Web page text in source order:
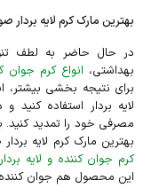
بهترین مارک کرم لایه
در حال حاضر به لطف
بهداشتی، انواع کرم جوان
برای نتیجه بخشی بیشتر،
لایه بردار استفاده کنید
مصرفی خود را تمدید کنید.
بهترین مارک کرم لایه
کرم جوان‌ کننده و لایه
این محصول هم جوان‌ کننده